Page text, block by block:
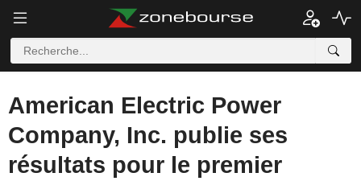
American Electric Power
Company, Inc. publie ses
résultats pour le premier